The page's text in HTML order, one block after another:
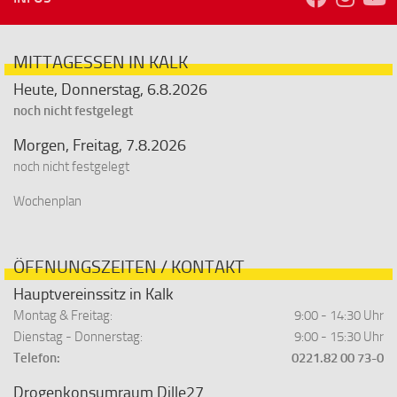
MITTAGESSEN IN KALK
Heute, Donnerstag, 6.8.2026
noch nicht festgelegt
Morgen, Freitag, 7.8.2026
noch nicht festgelegt
Wochenplan
ÖFFNUNGSZEITEN / KONTAKT
Hauptvereinssitz in Kalk
Montag & Freitag:
9:00 - 14:30 Uhr
Dienstag - Donnerstag:
9:00 - 15:30 Uhr
Telefon:
0221.82 00 73-0
Drogenkonsumraum Dille27